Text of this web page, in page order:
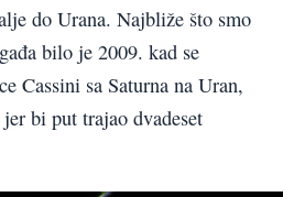
do Urana. Najbliže što smo
bilo je 2009. kad se
Cassini sa Saturna na Uran,
bi put trajao dvadeset